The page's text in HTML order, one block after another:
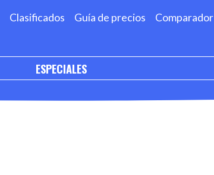
Clasificados Guía de precios Comparador
ESPECIALES